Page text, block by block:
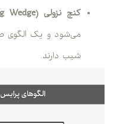
کنج نزولی (Falling Wedge)
می‌شود و یک الگوی
شیب دارند.